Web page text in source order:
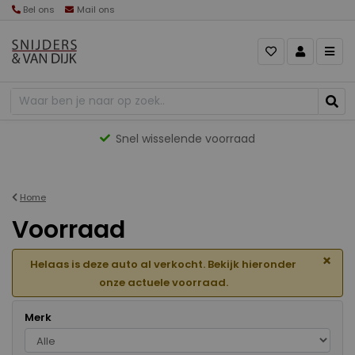
Bel ons Mail ons
Gevarieerd aanbod
Home
Voorraad
Helaas is deze auto al verkocht. Bekijk hieronder
onze actuele voorraad.
×
Merk